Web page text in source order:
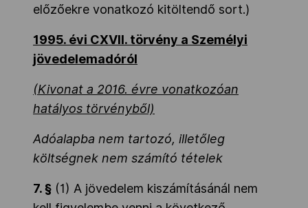
előzőekre vonatkozó kitöltendő sort.)
1995. évi CXVII. törvény a Személyi
jövedelemadóról
(Kivonat a 2016. évre vonatkozóan
hatályos törvényből)
Adóalapba nem tartozó, illetőleg
költségnek nem számító tételek
7. § (1) A jövedelem kiszámításánál nem